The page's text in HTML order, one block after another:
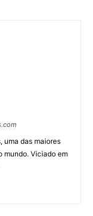
uma das maiores
mundo. Viciado em